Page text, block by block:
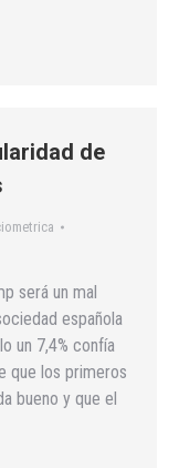
de
será un mal
española
un 7,4% confía
que los primeros
bueno y que el